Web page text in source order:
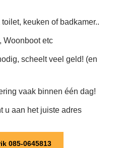
keuken of badkamer..
Woonboot etc
scheelt veel geld! (en
vaak binnen één dag!
u aan het juiste adres
085-0645813